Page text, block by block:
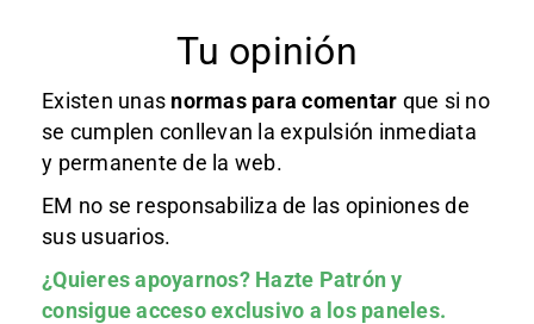
Tu opinión
Existen unas normas para comentar que si no
se cumplen conllevan la expulsión inmediata
y permanente de la web.
EM no se responsabiliza de las opiniones de
sus usuarios.
¿Quieres apoyarnos? Hazte Patróny
consigue acceso exclusivo a los paneles.